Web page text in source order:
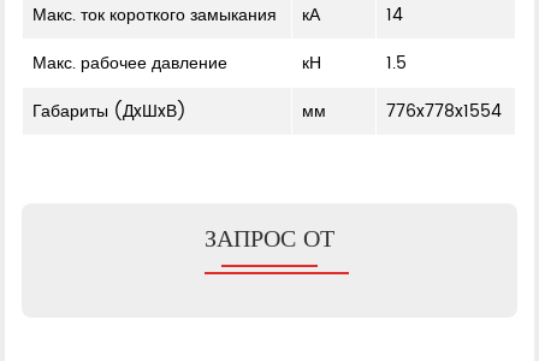
Макс. ток короткого замыкания
кА
14
Макс. рабочее давление
кН
1.5
Габариты (ДxШxВ)
мм 776x778x1554
ЗАПРОС ОТ